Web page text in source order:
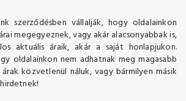
szerződésben vállalják, hogy oldalainkon
megegyeznek, vagy akár alacsonyabbak is,
aktuális áraik, akár a saját honlapjukon.
oldalainkon nem adhatnak meg magasabb
közvetlenül náluk, vagy bármilyen másik